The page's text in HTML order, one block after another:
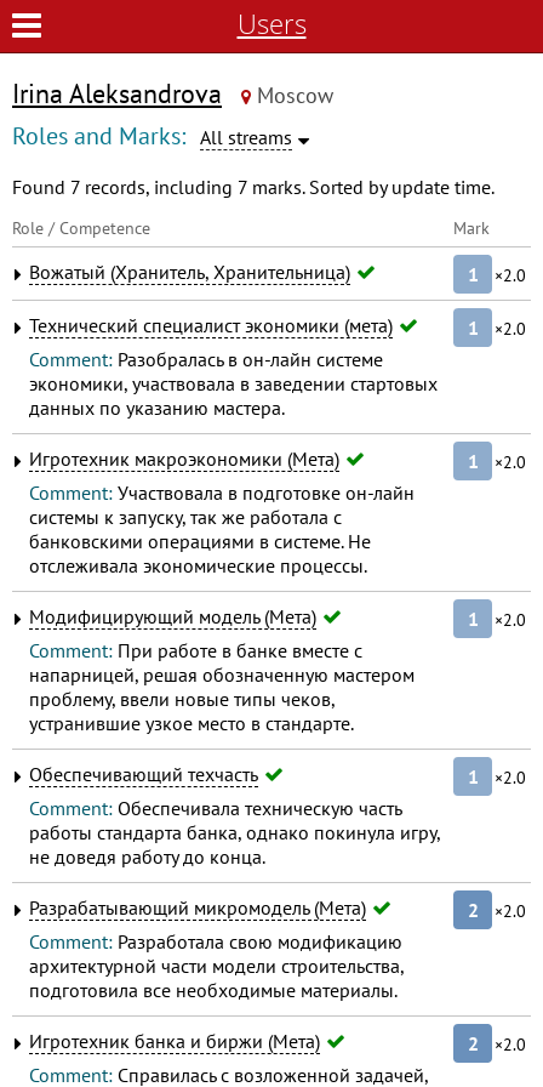
Users
Irina Aleksandrova Moscow
Roles and Marks: All streams
Found 7 records, including 7 marks. Sorted by update time.
Role / Competence Mark
Вожатый (Хранитель, Хранительница) 1 ×2.0
Технический специалист экономики (мета)
Comment: Разобралась в он-лайн системе
экономики, участвовала в заведении стартовых
данных по указанию мастера.
1 ×2.0
Игротехник макроэкономики (Мета)
Comment: Участвовала в подготовке он-лайн
системы к запуску, так же работала с
банковскими операциями в системе. Не
отслеживала экономические процессы.
1 ×2.0
Модифицирующий модель (Мета)
Comment: При работе в банке вместе с
напарницей, решая обозначенную мастером
проблему, ввели новые типы чеков,
устранившие узкое место в стандарте.
1 ×2.0
Обеспечивающий техчасть
Comment: Обеспечивала техническую часть
работы стандарта банка, однако покинула игру,
не доведя работу до конца.
1 ×2.0
Разрабатывающий микромодель (Мета)
Comment: Разработала свою модификацию
архитектурной части модели строительства,
подготовила все необходимые материалы.
2 ×2.0
Игротехник банка и биржи (Мета)
Comment: Справилась с возложенной задачей,
2 ×2.0